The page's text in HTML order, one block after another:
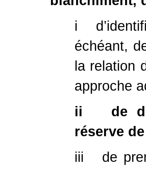
i
échéant,
la relation
approche
ii de
réserve
iii de